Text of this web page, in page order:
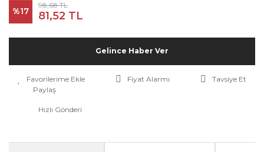
%17
98,68 TL
81,52 TL
Gelince Haber Ver
Fiyat Alarmı
Tavsiye Et
Paylaş
Hızlı Gönderi